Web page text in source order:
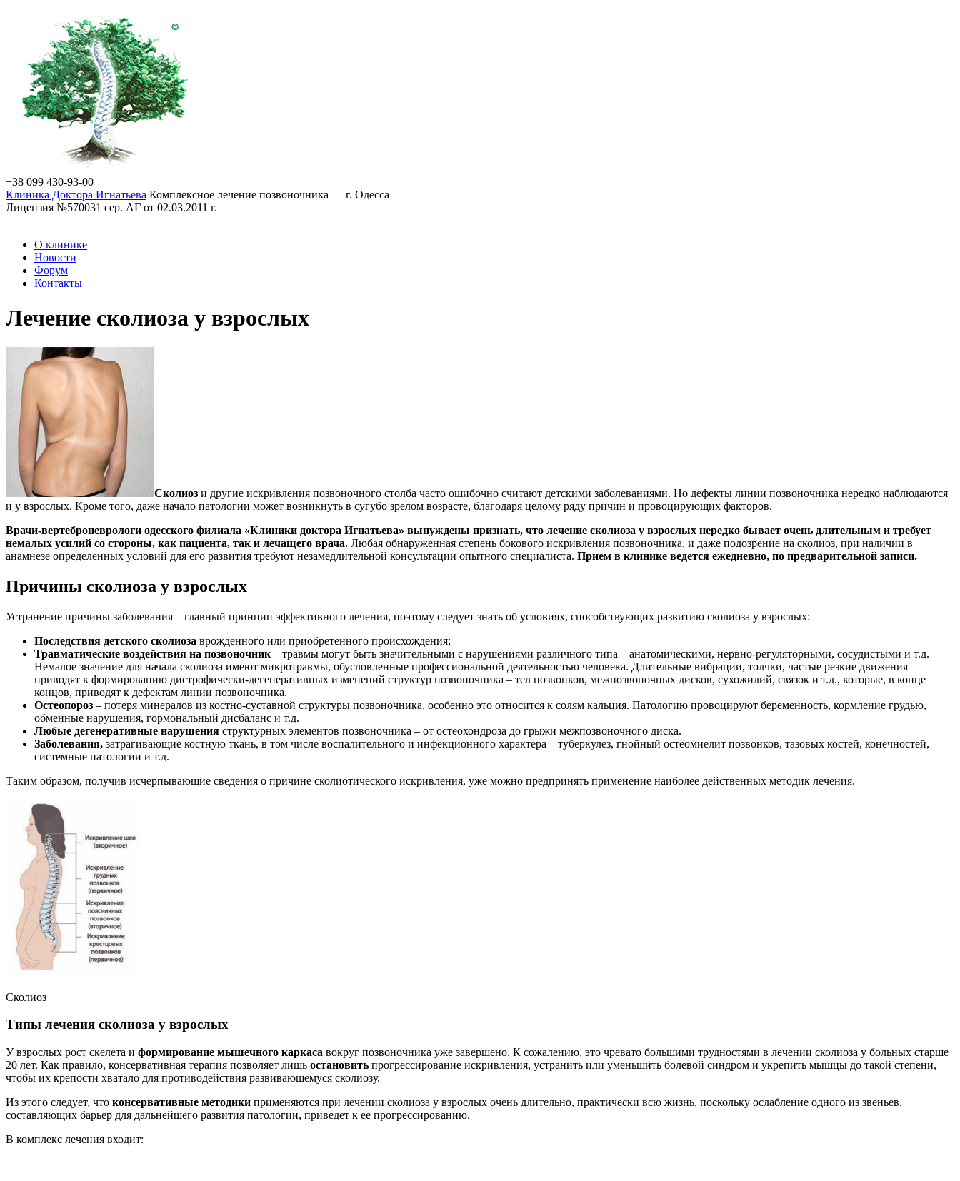
+38 099 430-93-00
Клиника Доктора Игнатьева Комплексное лечение позвоночника — г. Одесса
Лицензия №570031 сер. АГ от 02.03.2011 г.
О клинике
Новости
Форум
Контакты
Лечение сколиоза у взрослых
Сколиоз и другие искривления позвоночного столба часто ошибочно считают детскими заболеваниями. Но дефекты линии позвоночника нередко наблюдаются
и у взрослых. Кроме того, даже начало патологии может возникнуть в сугубо зрелом возрасте, благодаря целому ряду причин и провоцирующих факторов.
Врачи-вертеброневрологи одесского филиала «Клиники доктора Игнатьева» вынуждены признать, что лечение сколиоза у взрослых нередко бывает очень длительным и требует
немалых усилий со стороны, как пациента, так и лечащего врача. Любая обнаруженная степень бокового искривления позвоночника, и даже подозрение на сколиоз, при наличии в
анамнезе определенных условий для его развития требуют незамедлительной консультации опытного специалиста. Прием в клинике ведется ежедневно, по предварительной записи.
Причины сколиоза у взрослых
Устранение причины заболевания – главный принцип эффективного лечения, поэтому следует знать об условиях, способствующих развитию сколиоза у взрослых:
Последствия детского сколиоза врожденного или приобретенного происхождения;
Травматические воздействия на позвоночник – травмы могут быть значительными с нарушениями различного типа – анатомическими, нервно-регуляторными, сосудистыми и т.д.
Немалое значение для начала сколиоза имеют микротравмы, обусловленные профессиональной деятельностью человека. Длительные вибрации, толчки, частые резкие движения
приводят к формированию дистрофически-дегенеративных изменений структур позвоночника – тел позвонков, межпозвоночных дисков, сухожилий, связок и т.д., которые, в конце
концов, приводят к дефектам линии позвоночника.
Остеопороз – потеря минералов из костно-суставной структуры позвоночника, особенно это относится к солям кальция. Патологию провоцируют беременность, кормление грудью,
обменные нарушения, гормональный дисбаланс и т.д.
Любые дегенеративные нарушения структурных элементов позвоночника – от остеохондроза до грыжи межпозвоночного диска.
Заболевания, затрагивающие костную ткань, в том числе воспалительного и инфекционного характера – туберкулез, гнойный остеомиелит позвонков, тазовых костей, конечностей,
системные патологии и т.д.
Таким образом, получив исчерпывающие сведения о причине сколиотического искривления, уже можно предпринять применение наиболее действенных методик лечения.
Сколиоз
Типы лечения сколиоза у взрослых
У взрослых рост скелета и формирование мышечного каркаса вокруг позвоночника уже завершено. К сожалению, это чревато большими трудностями в лечении сколиоза у больных старше
20 лет. Как правило, консервативная терапия позволяет лишь остановить прогрессирование искривления, устранить или уменьшить болевой синдром и укрепить мышцы до такой степени,
чтобы их крепости хватало для противодействия развивающемуся сколиозу.
Из этого следует, что консервативные методики применяются при лечении сколиоза у взрослых очень длительно, практически всю жизнь, поскольку ослабление одного из звеньев,
составляющих барьер для дальнейшего развития патологии, приведет к ее прогрессированию.
В комплекс лечения входит: